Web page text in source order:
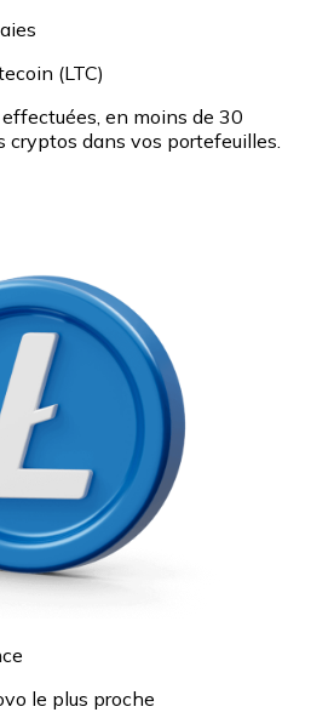
(LTC)
en moins de 30
cryptos dans vos portefeuilles.
le plus proche